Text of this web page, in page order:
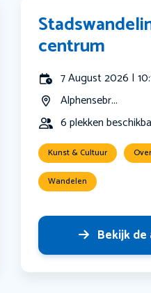
centrum
7 August 2026 |
Alphensebr...
6 plekken
Kunst & Cultuur
Wandelen
Bekijk